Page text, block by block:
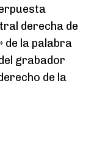
derecha de
de la palabra
grabador
de la